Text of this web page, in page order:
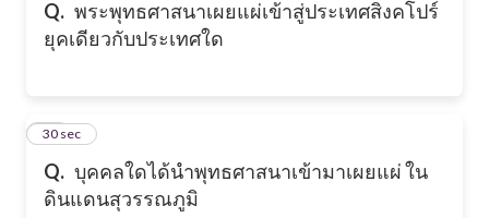
Q. พระพุทธศาสนาเผยแผ่เข้าสู่ประเทศสิงคโปร์
ยุคเดียวกับประเทศใด
Q. บุคคลใดได้นำพุทธศาสนาเข้ามาเผยแผ่ ใน
ดินแดนสุวรรณภูมิ
19
30 sec